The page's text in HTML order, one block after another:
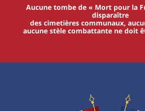
Aucune tombe de « Mort pour la
disparaître
des cimetières communaux,
aucune stèle combattante ne doit